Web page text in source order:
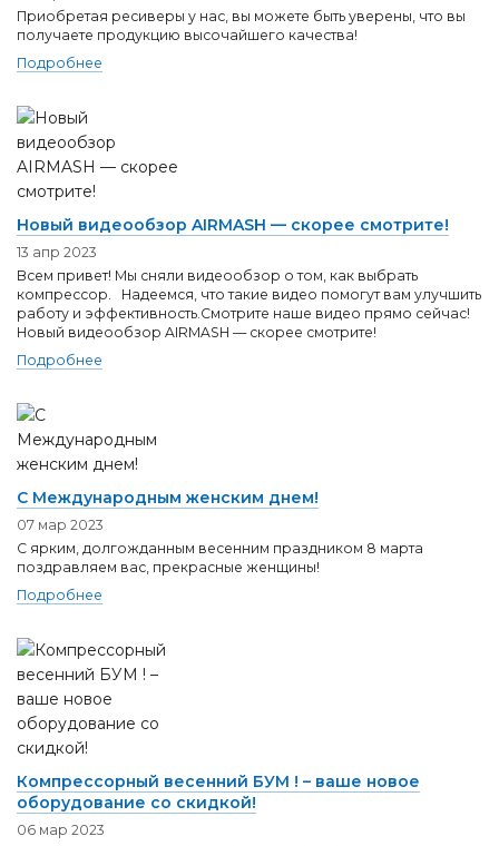
Приобретая ресиверы у нас, вы можете быть уверены, что вы
получаете продукцию высочайшего качества!
Подробнее
Новый видеообзор AIRMASH — скорее смотрите!
13 апр 2023
Всем привет! Мы сняли видеообзор о том, как выбрать
компрессор. Надеемся, что такие видео помогут вам улучшить
работу и эффективность.Смотрите наше видео прямо сейчас!
Новый видеообзор AIRMASH — скорее смотрите!
Подробнее
С Международным женским днем!
07 мар 2023
С ярким, долгожданным весенним праздником 8 марта
поздравляем вас, прекрасные женщины!
Подробнее
Компрессорный весенний БУМ ! – ваше новое
оборудование со скидкой!
06 мар 2023